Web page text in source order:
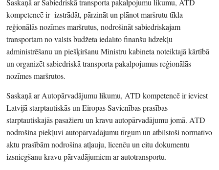
Saskaņā ar Sabiedriskā transporta pakalpojumu likumu, ATD
kompetencē ir izstrādāt, pārzināt un plānot maršrutu tīkla
reģionālās nozīmes maršrutus, nodrošināt sabiedriskajam
transportam no valsts budžeta iedalīto finanšu līdzekļu
administrēšanu un piešķiršanu Ministru kabineta noteiktajā kārtībā
un organizēt sabiedriskā transporta pakalpojumus reģionālās
nozīmes maršrutos.
Saskaņā ar Autopārvadājumu likumu, ATD kompetencē ir ieviest
Latvijā starptautiskās un Eiropas Savienības prasības
starptautiskajās pasažieru un kravu autopārvadājumu jomā. ATD
nodrošina piekļuvi autopārvadājumu tirgum un atbilstoši normatīvo
aktu prasībām nodrošina atļauju, licenču un citu dokumentu
izsniegšanu kravu pārvadājumiem ar autotransportu.